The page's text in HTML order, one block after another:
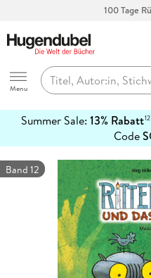
100 Tage
Hugendubel
Menu
Summer Sale: 13% Rabatt12
Code
erfahren
Band 12